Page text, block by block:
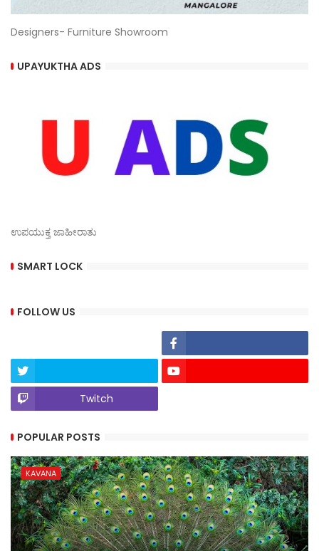
Designers- Furniture Showroom
UPAYUKTHA ADS
ಉಪಯುಕ್ತ ಜಾಹೀರಾತು
SMART LOCK
FOLLOW US
Twitch
POPULAR POSTS
KAVANA